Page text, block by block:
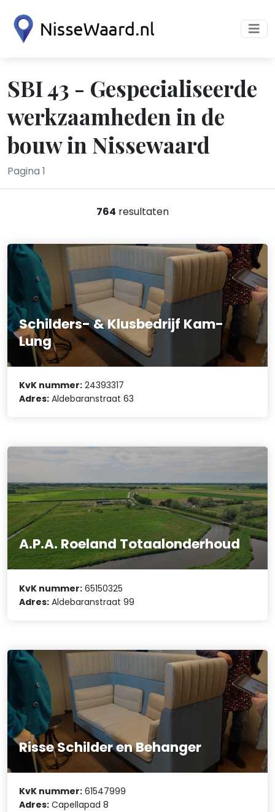
SBI 43 - Gespecialiseerde
werkzaamheden in de
bouw in Nissewaard
Pagina 1
764 resultaten
Schilders- & Klusbedrijf Kam-
Lung
KvK nummer: 24393317
Adres: Aldebaranstraat 63
A.P.A. Roeland Totaalonderhoud
KvK nummer: 65150325
Adres: Aldebaranstraat 99
Risse Schilder en Behanger
KvK nummer: 61547999
Adres: Capellapad 8